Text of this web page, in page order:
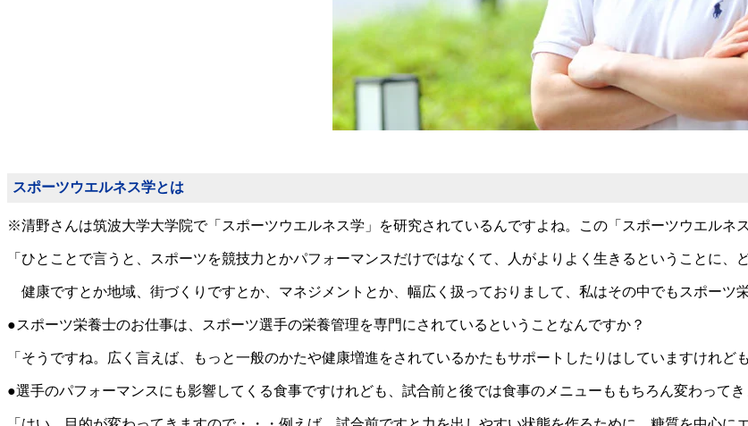
スポーツウエルネス学とは
※清野さんは筑波大学大学院で「スポーツウエルネス学」を研究されているんですよね。この「スポーツウエルネ
「ひとことで言うと、スポーツを競技力とかパフォーマンスだけではなくて、人がよりよく生きるということに、
健康ですとか地域、街づくりですとか、マネジメントとか、幅広く扱っておりまして、私はその中でもスポーツ
●スポーツ栄養士のお仕事は、スポーツ選手の栄養管理を専門にされているということなんですか？
「そうですね。広く言えば、もっと一般のかたや健康増進をされているかたもサポートしたりはしていますけれ
●選手のパフォーマンスにも影響してくる食事ですけれども、試合前と後では食事のメニューももちろん変わってき